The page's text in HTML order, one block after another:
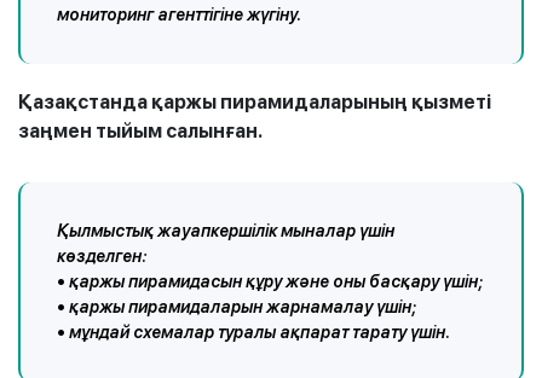
мониторинг агенттігіне жүгіну.
Қазақстанда қаржы пирамидаларының қызметі
заңмен тыйым салынған.
Қылмыстық жауапкершілік мыналар үшін
көзделген:
• қаржы пирамидасын құру және оны басқару үшін;
• қаржы пирамидаларын жарнамалау үшін;
• мұндай схемалар туралы ақпарат тарату үшін.